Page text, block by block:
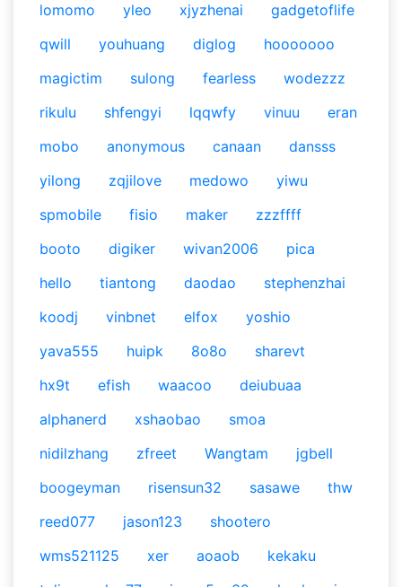
lomomo
yleo xjyzhenai
gadgetoflife
qwill
youhuang diglog
hooooooo
magictim
sulong fearless
wodezzz
rikulu
shfengyi lqqwfy vinuu
eran
mobo
anonymous canaan
dansss
yilong
zqjilove medowo
yiwu
spmobile
fisio maker
zzzffff
booto
digiker wivan2006
pica
hello
tiantong daodao
stephenzhai
koodj
vinbnet elfox
yoshio
yava555
huipk 8o8o
sharevt
hx9t
efish waacoo
deiubuaa
alphanerd
xshaobao
smoa
nidilzhang
zfreet Wangtam
jgbell
boogeyman
risensun32 sasawe
thw
reed077
jason123
shootero
wms521125
xer aoaob
kekaku